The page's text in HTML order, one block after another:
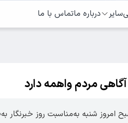
سایر درباره ماتماس با ما
مردم واهمه دارد
شنبه به‌مناسبت روز خبرنگار